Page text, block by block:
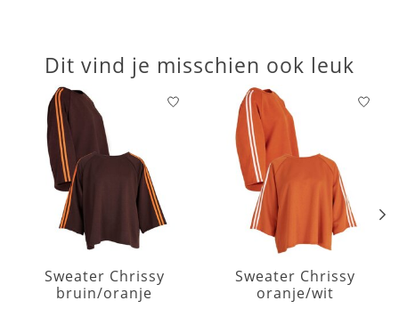
Dit vind je misschien ook leuk
Items van productcarrousel
Sweater Chrissy
bruin/oranje
Sweater Chrissy
oranje/wit